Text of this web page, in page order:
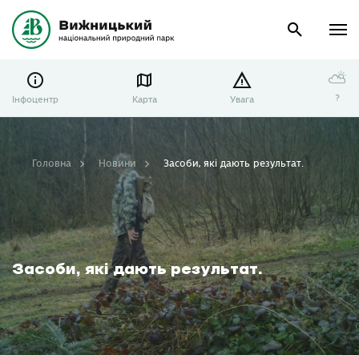
Інфоцентр Карта Увага
⛅
?
Засоби, які дають результат.
Головна Новини Засоби, які дають результат.